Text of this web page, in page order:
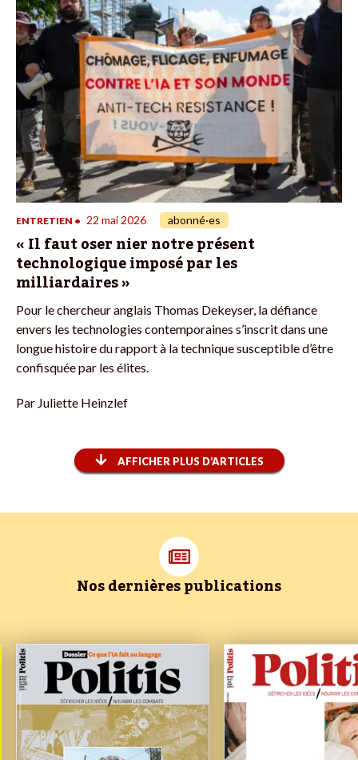
ENTRETIEN • 22 mai 2026 abonné·es
« Il faut oser nier notre présent
technologique imposé par les
milliardaires »
Pour le chercheur anglais Thomas Dekeyser, la défiance
envers les technologies contemporaines s’inscrit dans une
longue histoire du rapport à la technique susceptible d’être
confisquée par les élites.
Par Juliette Heinzlef
AFFICHER PLUS D’ARTICLES
Nos dernières publications